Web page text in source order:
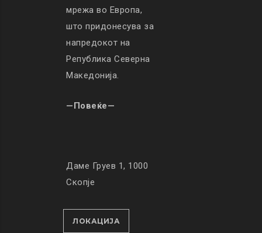
мрежа во Европа,
што придонесува за
напредокот на
Република Северна
Македонија.
—Повеќе—
Даме Груев 1, 1000
Скопје
ЛОКАЦИЈА